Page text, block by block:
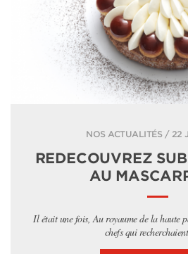
NOS ACTUALITÉS / 22
REDECOUVREZ
AU
Il était une fois, Au royaume de la haute
chefs qui